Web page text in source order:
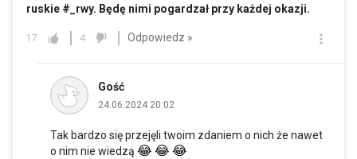
ruskie #_rwy. Będę nimi pogardzał przy każdej okazji.
17 4 Odpowiedz »
Gość
24.06.2024 20:02
Tak bardzo się przejęli twoim zdaniem o nich że nawet
o nim nie wiedzą 😂 😂 😂